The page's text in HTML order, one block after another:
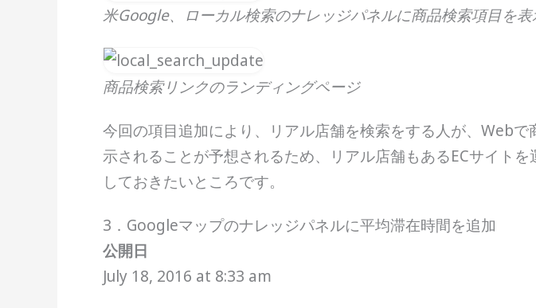
米Google、ローカル検索のナレッジパネルに商品検索項目を表
商品検索リンクのランディングページ
今回の項目追加により、リアル店舗を検索をする人が、Web
示されることが予想されるため、リアル店舗もあるECサイト
しておきたいところです。
3．Googleマップのナレッジパネルに平均滞在時間を追加
公開日
July 18, 2016 at 8:33 am